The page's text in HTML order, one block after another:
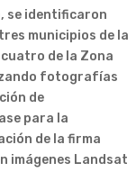
se identificaron
municipios de la
de la Zona
fotografías
de
para la
de la firma
imágenes Landsat